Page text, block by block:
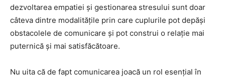
dezvoltarea empatiei și gestionarea stresului sunt doar
câteva dintre modalitățile prin care cuplurile pot depăși
obstacolele de comunicare și pot construi o relație mai
puternică și mai satisfăcătoare.
Nu uita că de fapt comunicarea joacă un rol esențial în